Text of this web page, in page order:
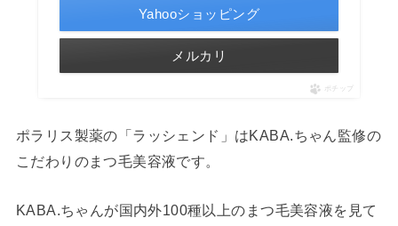
Yahooショッピング
メルカリ
ポチップ
ポラリス製薬の「ラッシェンド」はKABA.ちゃん監修の
こだわりのまつ毛美容液です。
KABA.ちゃんが国内外100種以上のまつ毛美容液を見て